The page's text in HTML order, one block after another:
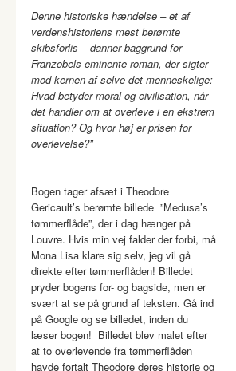
Denne historiske hændelse – et af
verdenshistoriens mest berømte
skibsforlis – danner baggrund for
Franzobels eminente roman, der sigter
mod kernen af selve det menneskelige:
Hvad betyder moral og civilisation, når
det handler om at overleve i en ekstrem
situation? Og hvor høj er prisen for
overlevelse?”
Bogen tager afsæt i Theodore
Gericault’s berømte billede ”Medusa’s
tømmerflåde”, der i dag hænger på
Louvre. Hvis min vej falder der forbi, må
Mona Lisa klare sig selv, jeg vil gå
direkte efter tømmerflåden! Billedet
pryder bogens for- og bagside, men er
svært at se på grund af teksten. Gå ind
på Google og se billedet, inden du
læser bogen! Billedet blev malet efter
at to overlevende fra tømmerflåden
havde fortalt Theodore deres historie og